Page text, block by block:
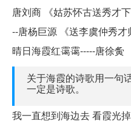
唐刘商 《姑苏怀古送秀才
--唐杨巨源 《送李虞仲秀才
晴日海霞红霭霭-----唐徐夤
关于海霞的诗歌用一句
一定是诗歌。
我一直想到海边去 看霞光